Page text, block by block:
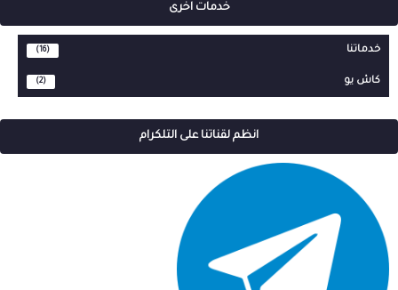
خدمات اخرى
خدماتنا (16)
كاش يو (2)
انظم لقناتنا على التلكرام